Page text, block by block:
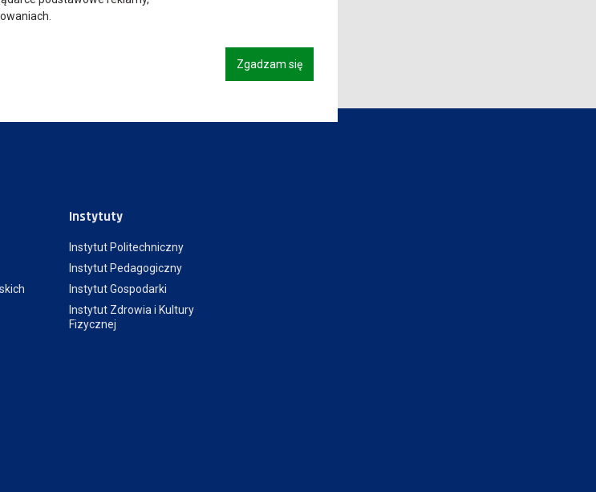
Instytuty
Instytut Politechniczny
Instytut Pedagogiczny
Instytut Gospodarki
Instytut Zdrowia i Kultury
Fizycznej
Zgadzam się